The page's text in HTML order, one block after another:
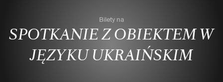
Bilety na
SPOTKANIE Z OBIEKTEM W
JĘZYKU UKRAIŃSKIM